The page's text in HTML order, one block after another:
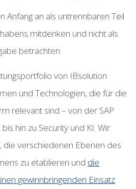
Anfang an als untrennbaren Teil
mitdenken und nicht als
betrachten
von IBsolution
und Technologien, die für die
relevant sind – von der SAP
hin zu Security und KI. Wir
die verschiedenen Ebenen des
zu etablieren und die
gewinnbringenden Einsatz